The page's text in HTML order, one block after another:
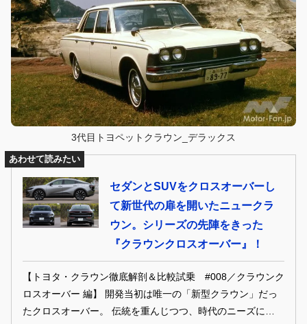
3代目トヨペットクラウン_デラックス
あわせて読みたい
セダンとSUVをクロスオーバーし
て新世代の扉を開いたニュークラ
ウン。シリーズの先陣をきった
『クラウンクロスオーバー』！
【トヨタ・クラウン徹底解剖＆比較試乗 #008／クラウンク
ロスオーバー 編】 開発当初は唯一の「新型クラウン」だっ
たクロスオーバー。 伝統を重んじつつ、時代のニーズにも応